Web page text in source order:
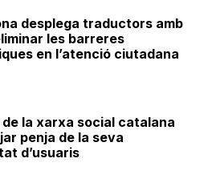
desplega traductors amb
les barreres
en l’atenció ciutadana
la xarxa social catalana
penja de la seva
d’usuaris